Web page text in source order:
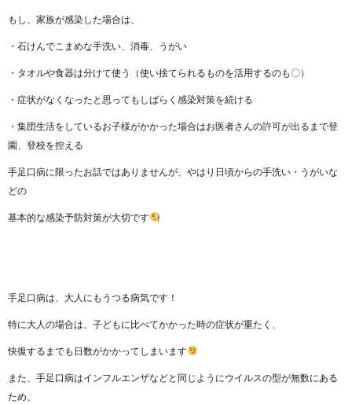
もし、家族が感染した場合は、
・石けんでこまめな手洗い、消毒、うがい
・タオルや食器は分けて使う（使い捨てられるものを活用するのも〇）
・症状がなくなったと思ってもしばらく感染対策を続ける
・集団生活をしているお子様がかかった場合はお医者さんの許可が出るまで登
園、登校を控える
手足口病に限ったお話ではありませんが、やはり日頃からの手洗い・うがいな
どの
基本的な感染予防対策が大切です
手足口病は、大人にもうつる病気です！
特に大人の場合は、子どもに比べてかかった時の症状が重たく、
快復するまでも日数がかかってしまいます
また、手足口病はインフルエンザなどと同じようにウイルスの型が無数にある
ため、